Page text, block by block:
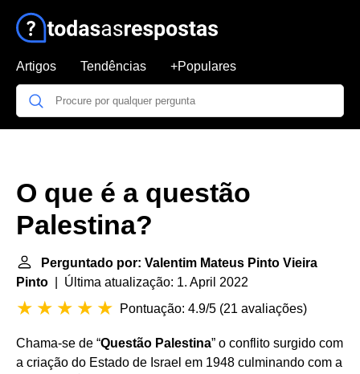
Artigos Tendências +Populares
O que é a questão
Palestina?
Perguntado por: Valentim Mateus Pinto Vieira
Pinto | Última atualização: 1. April 2022
Pontuação: 4.9/5 (21 avaliações)
Chama-se de “Questão Palestina” o conflito surgido com
a criação do Estado de Israel em 1948 culminando com a